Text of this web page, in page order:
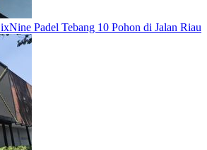
Padel Tebang 10 Pohon di Jalan Riau